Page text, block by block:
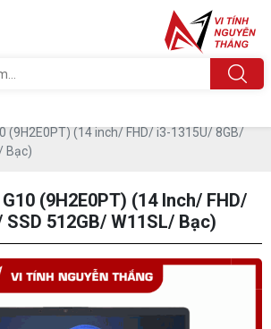
(9H2E0PT) (14 inch/ FHD/ i3-1315U/ 8GB/
Bạc)
(9H2E0PT) (14 Inch/ FHD/
SSD 512GB/ W11SL/ Bạc)